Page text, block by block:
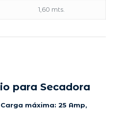
1,60 mts.
para Secadora
Carga máxima: 25 Amp,